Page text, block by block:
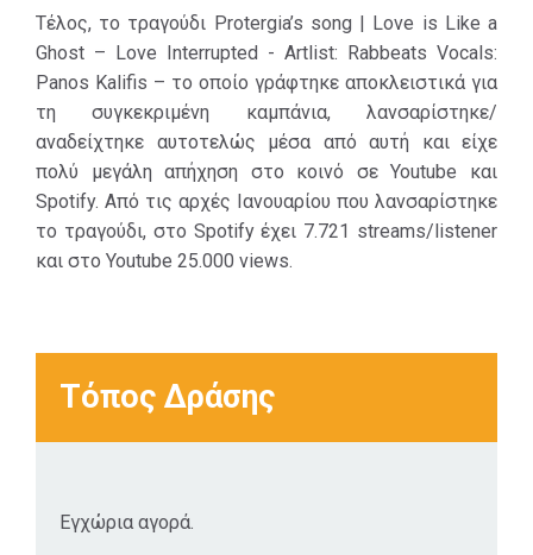
ενέργειας, με
γνώμονα τη
βιωσιμότητα και
τα κριτήρια ESG.
να βρουν
τρόπους
προκειμένου να
καταναλώνουν
λιγότερη
ενέργεια και να
μειώσουν τις
δαπάνες τους, με
Τέλος, το τραγούδι Protergia’s song | Love is Like a
Ghost – Love Interrupted - Artlist: Rabbeats Vocals:
Panos Kalifis – το οποίο γράφτηκε αποκλειστικά για
τη συγκεκριμένη καμπάνια, λανσαρίστηκε/
αναδείχτηκε αυτοτελώς μέσα από αυτή και είχε
πολύ μεγάλη απήχηση στο κοινό σε Youtube και
Spotify. Από τις αρχές Ιανουαρίου που λανσαρίστηκε
το τραγούδι, στο Spotify έχει 7.721 streams/listener
και στο Υοutube 25.000 views.
Τόπος Δράσης
Εγχώρια αγορά.